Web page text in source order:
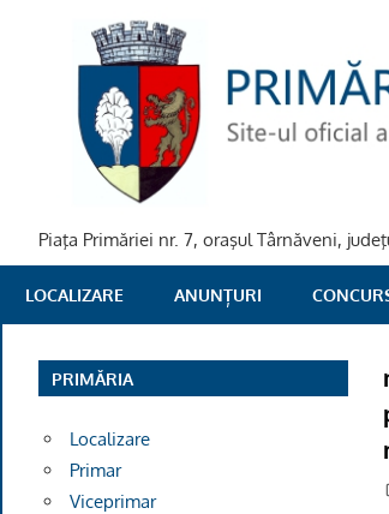
PRIMARIA
TARNAVENI
Piaţa Primăriei nr. 7, oraşul Târnăveni,
LOCALIZARE ANUNȚURI
PRIMĂRIA
Localizare
Primar
Viceprimar